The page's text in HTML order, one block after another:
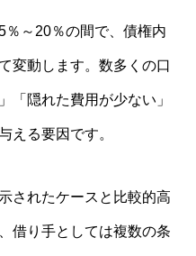
％～20％の間で、債権内
変動します。数多くの口
「隠れた費用が少ない」
える要因です。
されたケースと比較的高
借り手としては複数の条